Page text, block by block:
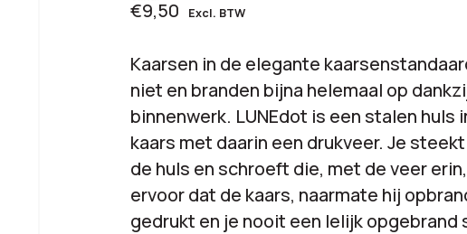
evenementen
tijdens elk evenement!
€9,50 Excl. BTW
Kaarsen in de elegante
niet en branden bijna helemaal op
binnenwerk. LUNEdot is een stalen huls
kaars met daarin een drukveer. Je
de huls en schroeft die, met de veer
ervoor dat de kaars, naarmate hij
gedrukt en je nooit een lelijk